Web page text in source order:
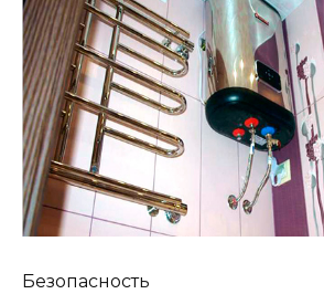
Безопасность